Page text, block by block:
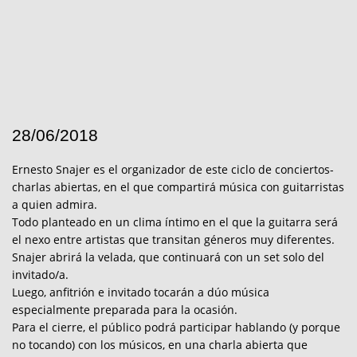
28/06/2018
Ernesto Snajer es el organizador de este ciclo de conciertos-
charlas abiertas, en el que compartirá música con guitarristas
a quien admira.
Todo planteado en un clima íntimo en el que la guitarra será
el nexo entre artistas que transitan géneros muy diferentes.
Snajer abrirá la velada, que continuará con un set solo del
invitado/a.
Luego, anfitrión e invitado tocarán a dúo música
especialmente preparada para la ocasión.
Para el cierre, el público podrá participar hablando (y porque
no tocando) con los músicos, en una charla abierta que